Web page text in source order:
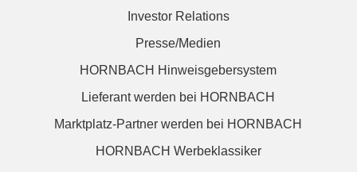
Investor Relations
Presse/Medien
HORNBACH Hinweisgebersystem
Lieferant werden bei HORNBACH
Marktplatz-Partner werden bei HORNBACH
HORNBACH Werbeklassiker